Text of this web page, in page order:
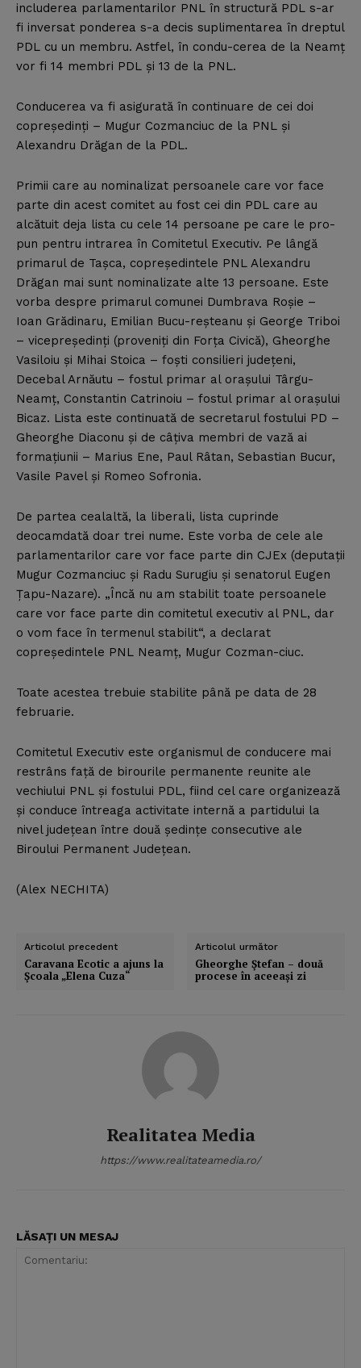
includerea parlamentarilor PNL în structură PDL s-ar
fi inversat ponderea s-a decis suplimentarea în dreptul
PDL cu un membru. Astfel, în condu-cerea de la Neamţ
vor fi 14 membri PDL şi 13 de la PNL.
Conducerea va fi asigurată în continuare de cei doi
copreşedinţi – Mugur Cozmanciuc de la PNL şi
Alexandru Drăgan de la PDL.
Primii care au nominalizat persoanele care vor face
parte din acest comitet au fost cei din PDL care au
alcătuit deja lista cu cele 14 persoane pe care le pro-
pun pentru intrarea în Comitetul Executiv. Pe lângă
primarul de Taşca, copreşedintele PNL Alexandru
Drăgan mai sunt nominalizate alte 13 persoane. Este
vorba despre primarul comunei Dumbrava Roşie –
Ioan Grădinaru, Emilian Bucu-reşteanu şi George Triboi
– vicepreşedinţi (proveniţi din Forţa Civică), Gheorghe
Vasiloiu şi Mihai Stoica – foşti consilieri judeţeni,
Decebal Arnăutu – fostul primar al oraşului Târgu-
Neamţ, Constantin Catrinoiu – fostul primar al oraşului
Bicaz. Lista este continuată de secretarul fostului PD –
Gheorghe Diaconu şi de câţiva membri de vază ai
formaţiunii – Marius Ene, Paul Râtan, Sebastian Bucur,
Vasile Pavel şi Romeo Sofronia.
De partea cealaltă, la liberali, lista cuprinde
deocamdată doar trei nume. Este vorba de cele ale
parlamentarilor care vor face parte din CJEx (deputaţii
Mugur Cozmanciuc şi Radu Surugiu şi senatorul Eugen
Ţapu-Nazare). „Încă nu am stabilit toate persoanele
care vor face parte din comitetul executiv al PNL, dar
o vom face în termenul stabilit“, a declarat
copreşedintele PNL Neamţ, Mugur Cozman-ciuc.
Toate acestea trebuie stabilite până pe data de 28
februarie.
Comitetul Executiv este organismul de conducere mai
restrâns faţă de birourile permanente reunite ale
vechiului PNL şi fostului PDL, fiind cel care organizează
şi conduce întreaga activitate internă a partidului la
nivel judeţean între două şedinţe consecutive ale
Biroului Permanent Judeţean.
(Alex NECHITA)
Articolul precedent
Caravana Ecotic a ajuns la
Şcoala „Elena Cuza“
Articolul următor
Gheorghe Ştefan – două
procese în aceeaşi zi
Realitatea Media
https://www.realitateamedia.ro/
LĂSAȚI UN MESAJ